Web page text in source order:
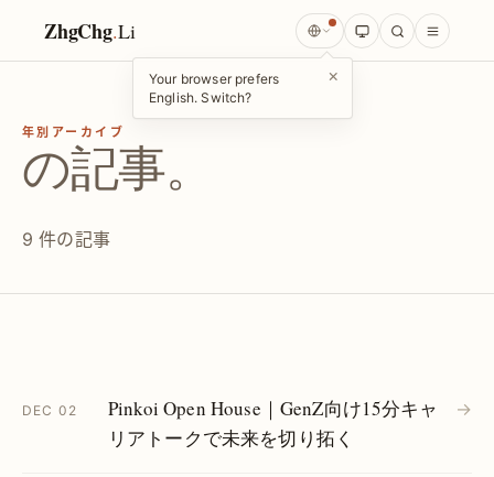
ZhgChg.Li
Your browser prefers
English. Switch?
×
年別アーカイブ
の記事。
9 件の記事
DEC 02
Pinkoi Open House｜GenZ向け15分キャ
リアトークで未来を切り拓く
→